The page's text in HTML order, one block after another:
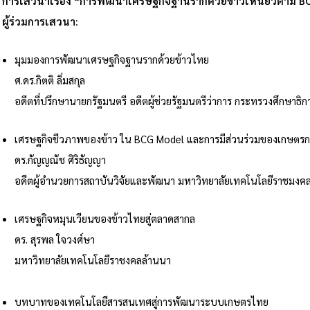
ผู้ร่วมการเสวนา:
มุมมองการพัฒนาเศรษฐกิจฐานรากด้วยข้าวไทย
ศ.ดร.กิตติ ลิ่มสกุล
อดีตที่ปรึกษานายกรัฐมนตรี อดีตผู้ช่วยรัฐมนตรีว่าการ กระทรวงศึกษาธิก
เศรษฐกิจชีวภาพของข้าว ใน BCG Model และการมีส่วนร่วมของเกษตร
ดร.กัญญณัช ศิริธัญญา
อดีตผู้อำนวยการสถาบันวิจัยและพัฒนา มหาวิทยาลัยเทคโนโลยีราชมงค
เศรษฐกิจหมุนเวียนของข้าวไทยสู่ตลาดสากล
ดร. สุรพล ใจวงศ์ษา
มหาวิทยาลัยเทคโนโลยีราชงคลล้านนา
บทบาทของเทคโนโลยีสารสนเทศสู่การพัฒนาระบบเกษตรไทย